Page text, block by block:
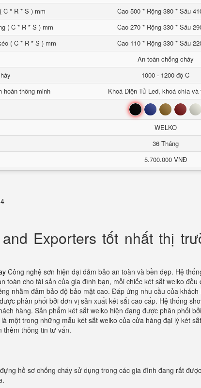
C * R * S ) mm
Cao 500 * Rộng 380 * Sâu
( C * R * S ) mm
Cao 270 * Rộng 330 * Sâu
( C * R * S ) mm
Cao 110 * Rộng 330 * Sâu
An toàn chống cháy
1000 - 1200 độ C
hoàn thông minh
Khoá Điện Tử Led, khoá chìa và
Đen Xanh Nâu Đỏ Trắng
WELKO
36 Tháng
5.700.000 VNĐ
Exporters tốt nhất thị
Công nghệ sơn hiện đại đảm bảo an toàn và bền đẹp. Hệ
cho tài sản của gia đình bạn, mỗi chiếc két sắt welko đều
nhằm đảm bảo độ bảo mật cao. Đáp ứng nhu cầu của khách
phân phối bởi đơn vị sản xuất két sắt cao cấp. Hệ thống
hàng. Sản phẩm két sắt welko hiện đạng được phân phối
một trong những mẫu két sắt welko của cửa hàng đại lý két
thêm thông tin tư vấn.
hồ sơ chống cháy sử dụng trong các gia đình đang rất